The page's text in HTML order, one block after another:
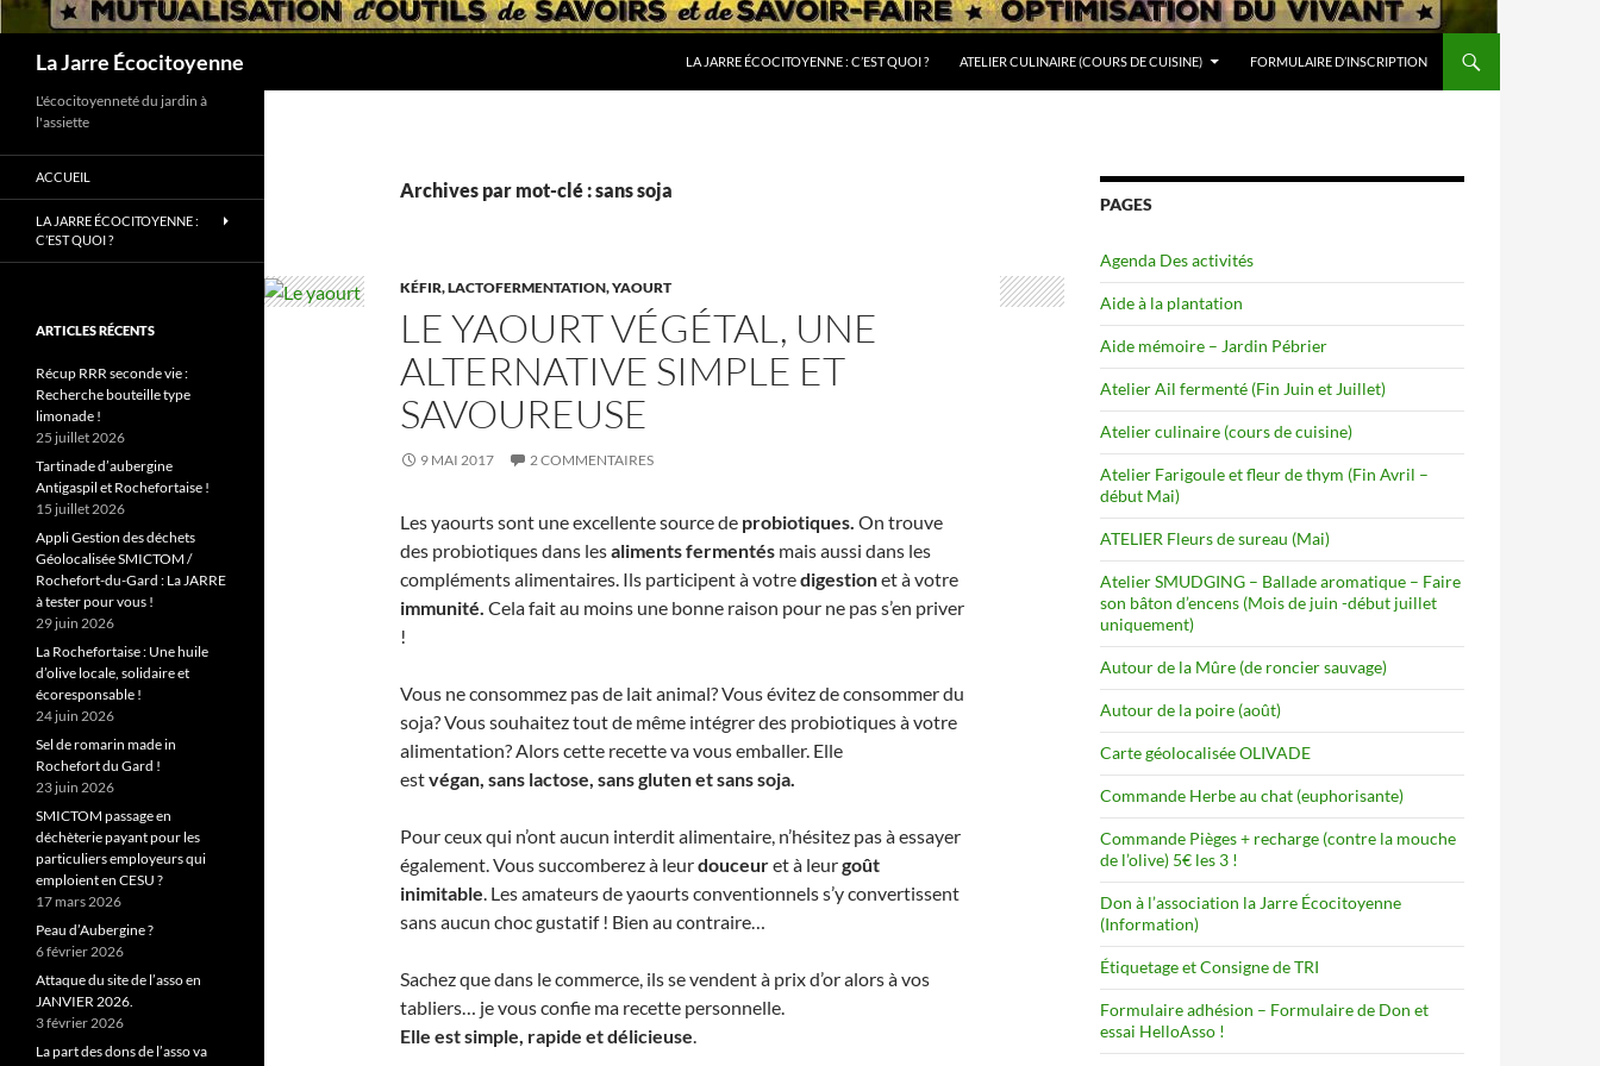
La Jarre Écocitoyenne LA JARRE ÉCOCITOYENNE : C’EST QUOI ? ATELIER CULINAIRE (COURS DE CUISINE) FORMULAIRE D’INSCRIPTION
Archives par mot-clé : sans soja
KÉFIR, LACTOFERMENTATION, YAOURT
LE YAOURT VÉGÉTAL, UNE
ALTERNATIVE SIMPLE ET
SAVOUREUSE
9 MAI 2017 2 COMMENTAIRES
Les yaourts sont une excellente source de probiotiques. On trouve
des probiotiques dans lesaliments fermentés maisaussi dans les
compléments alimentaires. Ils participent à votredigestionet à votre
immunité. Cela fait au moins une bonne raison pour ne pas s’en priver
!
Vous ne consommez pas de lait animal? Vous évitez de consommer du
soja? Vous souhaitez tout de même intégrer des probiotiques à votre
alimentation? Alors cette recette va vous emballer. Elle
estvégan, sans lactose, sans gluten et sans soja.
Pour ceux qui n’ont aucun interdit alimentaire, n’hésitez pas à essayer
également. Vous succomberez à leurdouceuret à leurgoût
inimitable. Les amateurs de yaourts conventionnels s’y convertissent
sans aucun choc gustatif ! Bien au contraire…
Sachez que dans le commerce, ils se vendent à prix d’or alors à vos
tabliers… je vous confie ma recette personnelle.
Elle est simple, rapide et délicieuse.
PAGES
Agenda Des activités
Aide à la plantation
Aide mémoire – Jardin Pébrier
Atelier Ail fermenté (Fin Juin et Juillet)
Atelier culinaire (cours de cuisine)
Atelier Farigoule et fleur de thym (Fin Avril –
début Mai)
ATELIER Fleurs de sureau (Mai)
Atelier SMUDGING – Ballade aromatique – Faire
son bâton d’encens (Mois de juin -début juillet
uniquement)
Autour de la Mûre (de roncier sauvage)
Autour de la poire (août)
Carte géolocalisée OLIVADE
Commande Herbe au chat (euphorisante)
Commande Pièges + recharge (contre la mouche
de l’olive) 5€ les 3 !
Don à l’association la Jarre Écocitoyenne
(Information)
Étiquetage et Consigne de TRI
Formulaire adhésion – Formulaire de Don et
essai HelloAsso !
L'écocitoyenneté du jardin à
l'assiette
ACCUEIL
LA JARRE ÉCOCITOYENNE :
C’EST QUOI ?
ARTICLES RÉCENTS
Récup RRR seconde vie :
Recherche bouteille type
limonade !
25 juillet 2026
Tartinade d’aubergine
Antigaspil et Rochefortaise !
15 juillet 2026
Appli Gestion des déchets
Géolocalisée SMICTOM /
Rochefort-du-Gard : La JARRE
à tester pour vous !
29 juin 2026
La Rochefortaise : Une huile
d’olive locale, solidaire et
écoresponsable !
24 juin 2026
Sel de romarin made in
Rochefort du Gard !
23 juin 2026
SMICTOM passage en
déchèterie payant pour les
particuliers employeurs qui
emploient en CESU ?
17 mars 2026
Peau d’Aubergine ?
6 février 2026
Attaque du site de l’asso en
JANVIER 2026.
3 février 2026
La part des dons de l’asso va